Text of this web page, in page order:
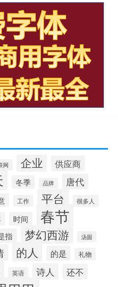
网 企业 供应商
冬季 品牌 唐代
工作 平台 很多人
时间 春节
指 梦幻西游 汤圆
的人 的是 礼物
英语 诗人 还不